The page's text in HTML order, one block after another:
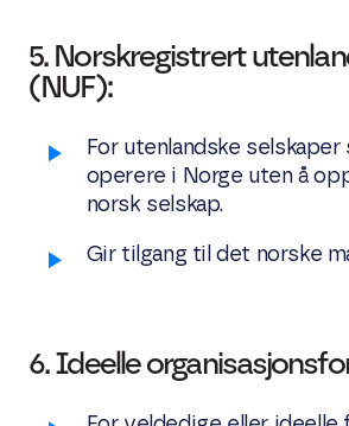
5. Norskregistrert
(NUF):
For utenlandske selskaper
operere i Norge uten å
norsk selskap.
Gir tilgang til det norske
6. Ideelle